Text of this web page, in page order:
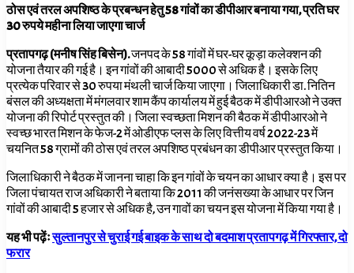
ठोस एवं तरल अपशिष्ठ के प्रबन्धन हेतु 58 गांवों का डीपीआर बनाया गया, प्रति घर
30 रुपये महीना लिया जाएगा चार्ज
प्रतापगढ़ (मनीष सिंह बिसेन).जनपद के 58 गांवों में घर-घर कूड़ा कलेक्शन की
योजना तैयार की गई है। इन गांवों की आबादी 5000 से अधिक है। इसके लिए
प्रत्येक परिवार से 30 रुपया मंथली चार्ज किया जाएगा। जिलाधिकारी डा. नितिन
बंसल की अध्यक्षता में मंगलवार शाम कैंप कार्यालय में हुई बैठक में डीपीआरओ ने उक्त
योजना की रिपोर्ट प्रस्तुत की। जिला स्वच्छता मिशन की बैठक में डीपीआरओ ने
स्वच्छ भारत मिशन के फेज-2में ओडीएफ प्लस के लिए वित्तीय वर्ष2022-23में
चयनित58ग्रामों की ठोस एवं तरल अपशिष्ठ प्रबंधन का डीपीआर प्रस्तुत किया।
जिलाधिकारी ने बैठक में जानना चाहा कि इन गांवों के चयन का आधार क्या है। इस पर
जिला पंचायत राज अधिकारी ने बताया कि 2011की जनंसख्या के आधार पर जिन
गांवों की आबादी5हजार से अधिक है, उन गावों का चयन इस योजना में किया गया है।
यह भी पढ़ेंःसुल्तानपुर से चुराई गई बाइक के साथ दो बदमाश प्रतापगढ़ में गिरफ्तार, दो
फरार